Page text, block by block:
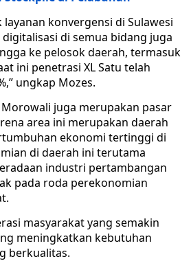
konvergensi di Sulawesi
di semua bidang juga
ke pelosok daerah, termasuk
ini penetrasi XL Satu telah
ungkap Mozes.
juga merupakan pasar
area ini merupakan daerah
ekonomi tertinggi di
di daerah ini terutama
industri pertambangan
pada roda perekonomian
masyarakat yang semakin
meningkatkan kebutuhan
berkualitas.